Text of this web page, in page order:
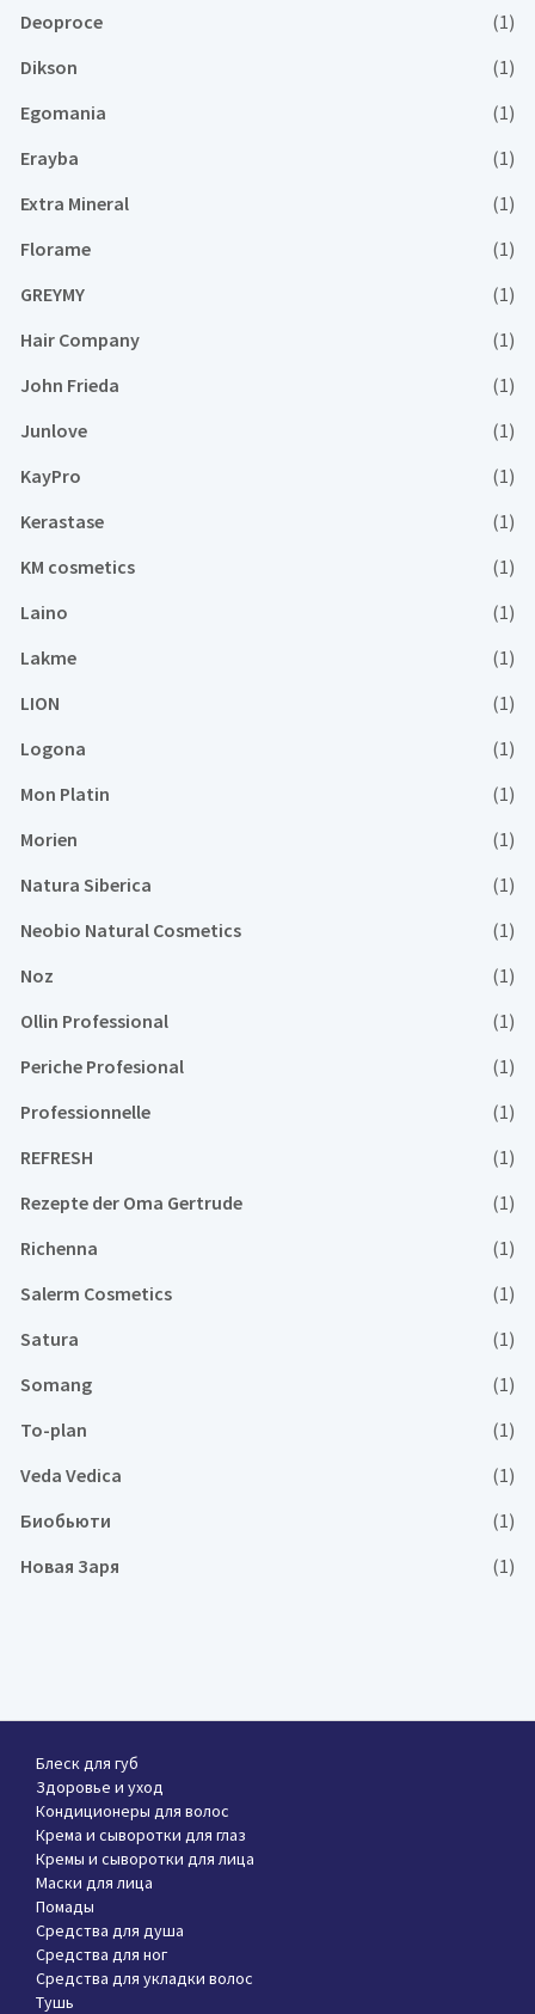
Deoproce
(1)
Dikson
(1)
Egomania
(1)
Erayba
(1)
Extra Mineral
(1)
Florame
(1)
GREYMY
(1)
Hair Company
(1)
John Frieda
(1)
Junlove
(1)
KayPro
(1)
Kerastase
(1)
KM cosmetics
(1)
Laino
(1)
Lakme
(1)
LION
(1)
Logona
(1)
Mon Platin
(1)
Morien
(1)
Natura Siberica
(1)
Neobio Natural Cosmetics
(1)
Noz
(1)
Ollin Professional
(1)
Periche Profesional
(1)
Professionnelle
(1)
REFRESH
(1)
Rezepte der Oma Gertrude
(1)
Richenna
(1)
Salerm Cosmetics
(1)
Satura
(1)
Somang
(1)
To-plan
(1)
Veda Vedica
(1)
Биобьюти
(1)
Новая Заря
(1)
Блеск для губ
Здоровье и уход
Кондиционеры для волос
Крема и сыворотки для глаз
Кремы и сыворотки для лица
Маски для лица
Помады
Средства для душа
Средства для ног
Средства для укладки волос
Тушь